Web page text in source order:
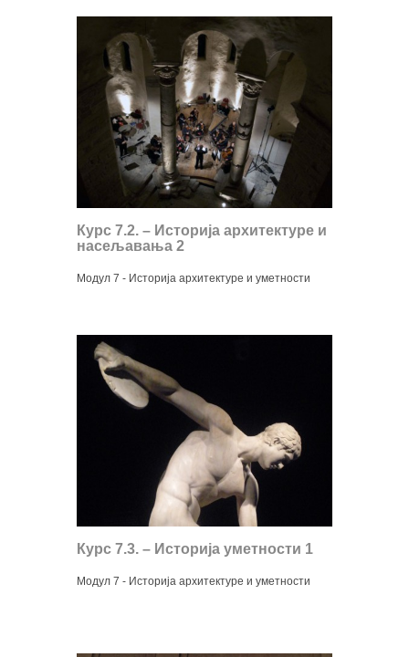
Курс 7.2. – Историја архитектуре и
насељавања 2
Модул 7 - Историја архитектуре и уметности
Курс 7.3. – Историја уметности 1
Модул 7 - Историја архитектуре и уметности